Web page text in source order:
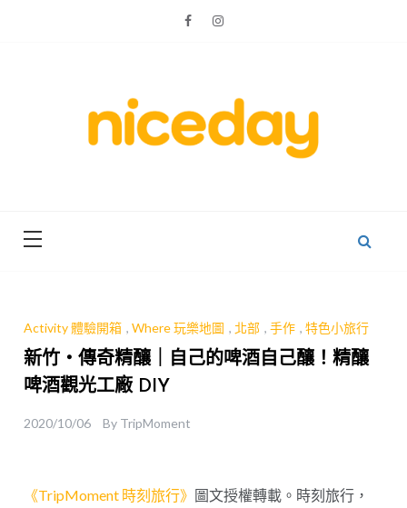
Activity 體驗開箱 ,Where 玩樂地圖 ,北部 ,手作 ,特色小旅行
新竹・傳奇精釀｜自己的啤酒自己釀！精釀
啤酒觀光工廠 DIY
2020/10/06 By TripMoment
《TripMoment 時刻旅行》 圖文授權轉載。時刻旅行，